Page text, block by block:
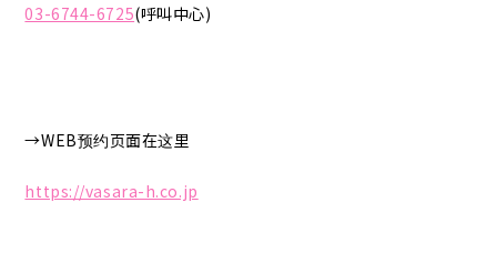
03-6744-6725(呼叫中心)
→WEB预约页面在这里
https://vasara-h.co.jp